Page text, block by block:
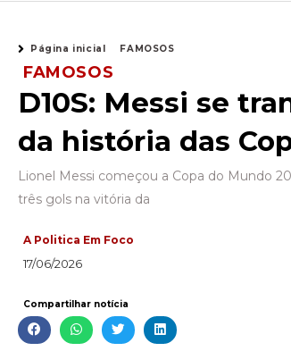
Página inicial FAMOSOS
FAMOSOS
D10S: Messi se
da história das
Lionel Messi começou a Copa do Mundo
três gols na vitória da
A Politica Em Foco
17/06/2026
Compartilhar notícia